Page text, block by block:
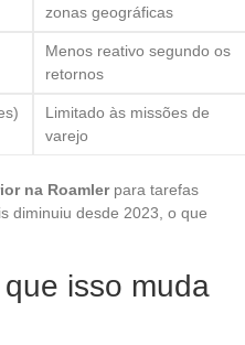
zonas geográficas
Menos reativo segundo os
retornos
Limitado às missões de
varejo
na Roamlerpara tarefas
diminuiu desde 2023, o que
isso muda